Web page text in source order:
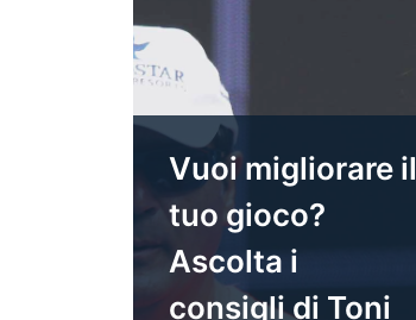
Vuoi migliorare il
tuo gioco?
Ascolta i
consigli di Toni